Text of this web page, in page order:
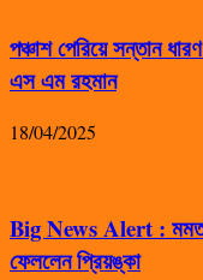
পঞ্চাশ পেরিয়ে সন্তান
এস এম রহমান
18/04/2025
Big News Alert :
ফেললেন প্রিয়ঙ্কা